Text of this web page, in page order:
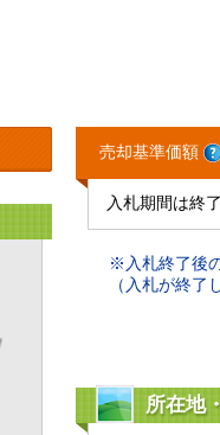
売却基準価額
入札期間は終
※入札終了後
（入札が終了
所在地